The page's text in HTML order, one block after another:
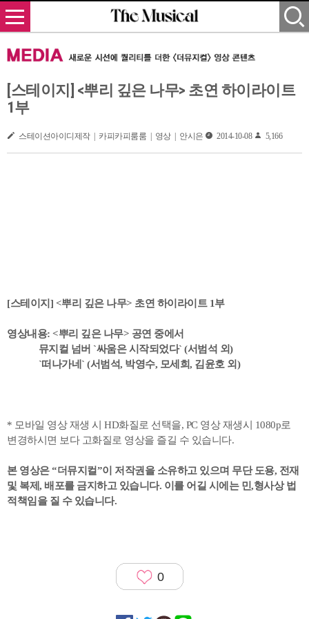
[스테이지] <뿌리 깊은 나무> 초연 하이라이트
1부
스테이션아이디제작 | 카피카피룸룸 | 영상 | 안시은 2014-10-08 5,166
[스테이지] <뿌리 깊은 나무> 초연 하이라이트 1부
영상내용: <뿌리 깊은 나무> 공연 중에서
뮤지컬 넘버 `싸움은 시작되었다` (서범석 외)
`떠나가네` (서범석, 박영수, 모세희, 김윤호 외)
* 모바일 영상 재생 시 HD화질로 선택을, PC 영상 재생시 1080p로
변경하시면 보다 고화질로 영상을 즐길 수 있습니다.
본 영상은 “더뮤지컬”이 저작권을 소유하고 있으며 무단 도용, 전재
및 복제, 배포를 금지하고 있습니다. 이를 어길 시에는 민,형사상 법
적책임을 질 수 있습니다.
0